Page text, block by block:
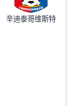
辛迪泰哥维斯特